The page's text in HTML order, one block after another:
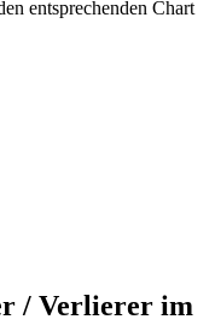
entsprechenden Chart
/ Verlierer im